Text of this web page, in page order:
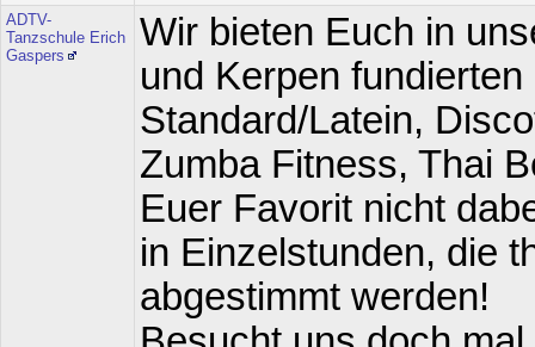
ADTV-
Tanzschule Erich
Gaspers
Wir bieten Euch in
und Kerpen
Standard/Latein,
Zumba Fitness, Thai
Euer Favorit nicht
in Einzelstunden, die
abgestimmt werden!